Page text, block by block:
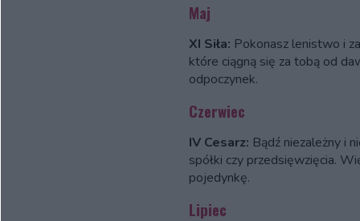
Maj
XI Siła: Pokonasz lenistwo i
które ciągną się za tobą od
odpoczynek.
Czerwiec
IV Cesarz: Bądź niezależny i
spółki czy przedsięwzięcia.
pojedynkę.
Lipiec